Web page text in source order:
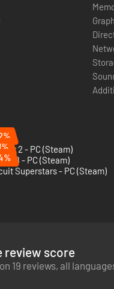
en omgevingen,
en trotseer de
2 - PC (Steam)
18 - PC (Steam)
Superstars - PC (Steam)
review score
19 reviews, all